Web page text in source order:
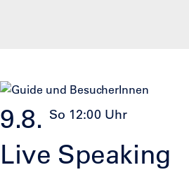
9.8. So 12:00 Uhr
Live Speaking